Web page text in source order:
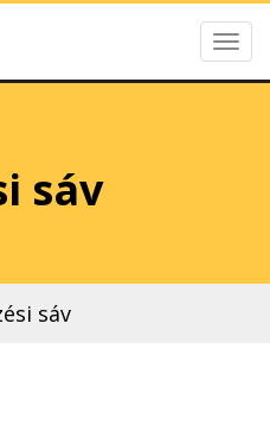
Útépítés
sáv
sáv